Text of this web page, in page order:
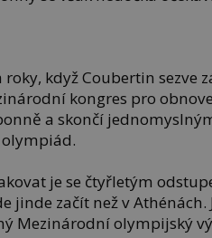
když Coubertin sezve
kongres pro
a skončí
je se čtyřletým
jinde začít než v Athénách.
Mezinárodní olympijský